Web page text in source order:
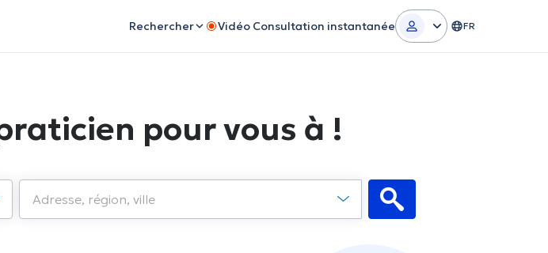
Rechercher Vidéo Consultation instantanée FR
pour vous à !